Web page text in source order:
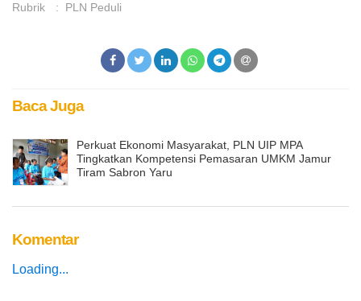
Rubrik
: PLN Peduli
Baca Juga
Perkuat Ekonomi Masyarakat, PLN UIP MPA
Tingkatkan Kompetensi Pemasaran UMKM Jamur
Tiram Sabron Yaru
Komentar
Loading...